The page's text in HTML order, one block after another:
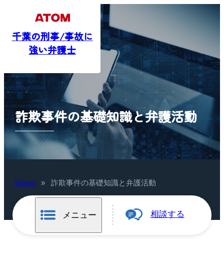
千葉の刑事/事故に
詐欺事件の基礎知識と弁護活動
Home » 詐欺事件の基礎知識と弁護活動
メニュー 相談する